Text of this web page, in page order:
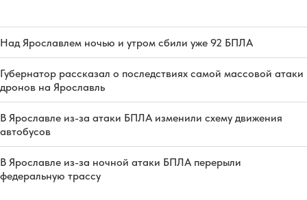
Над Ярославлем ночью и утром сбили уже 92 БПЛА
Губернатор рассказал о последствиях самой массовой атаки
дронов на Ярославль
В Ярославле из-за атаки БПЛА изменили схему движения
автобусов
В Ярославле из-за ночной атаки БПЛА перерыли
федеральную трассу